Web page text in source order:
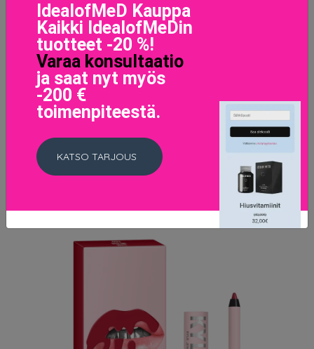
Pure Color Love Lipstick Raw Sugar
LISÄTIETOJA
IdealofMeD Kauppa
Kaikki IdealofMeDin
tuotteet -20 %!
Varaa konsultaatio
ja saat nyt myös
-200 €
toimenpiteestä.
KATSO TARJOUS